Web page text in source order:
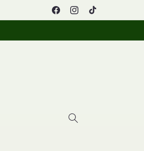
direttamente
ai contenutiFacebookInstagram
TikTok
Farmacia Picazio